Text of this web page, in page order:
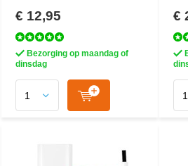
€ 12,95
Bezorging op maandag of
dinsdag
€